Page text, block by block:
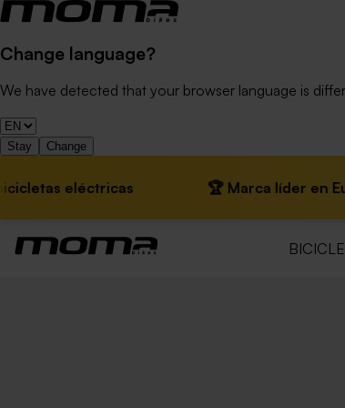
Change language?
We have detected that your browser language is
Stay Change
eléctricas 🏆 Marca líder en Europa